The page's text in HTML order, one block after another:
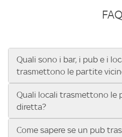
FAQ
Quali sono i bar, i pub e i
trasmettono le partite
Se cerchi un bar, pub, ristorante
vedere le partite di Serie A
UEFA Champions League, la
Conference League, il Tennis, la
Quali locali trasmettono le
diretta?
Vuoi sapere quali bar, pub o
Come sapere se un pub